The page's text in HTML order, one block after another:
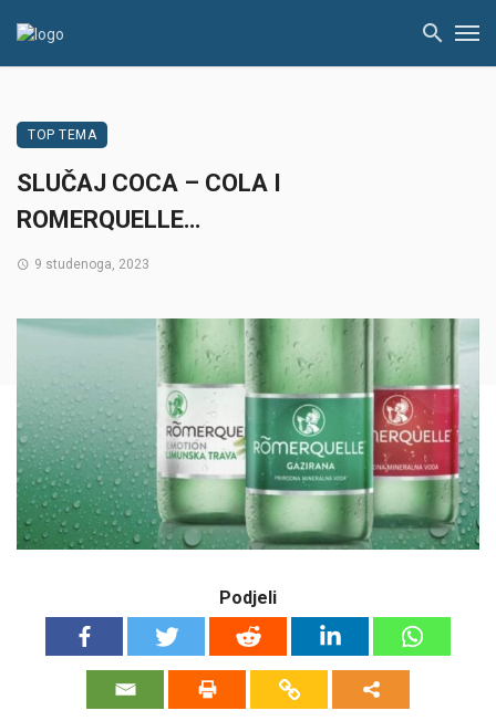
TOP TEMA
SLUČAJ COCA – COLA I
ROMERQUELLE…
9 studenoga, 2023
Podjeli